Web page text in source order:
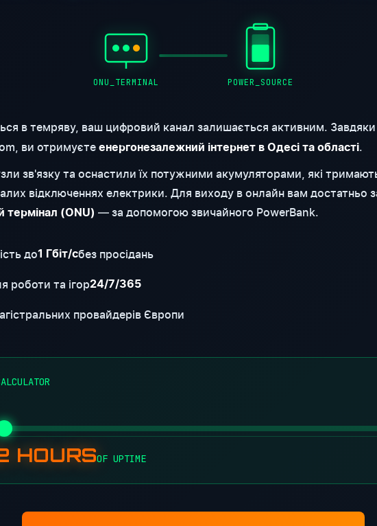
ONU_TERMINAL POWER_SOURCE
в темряву, ваш цифровий канал залишається активним. Завдяки
ви отримуєте енергонезалежний інтернет в Одесі та області.
зв'язку та оснастили їх потужними акумуляторами, які
відключеннях електрики. Для виходу в онлайн вам достатньо
термінал (ONU) — за допомогою звичайного PowerBank.
до1 Гбіт/сбез просідань
роботи та ігор24/7/365
провайдерів Європи
HOURSOF UPTIME